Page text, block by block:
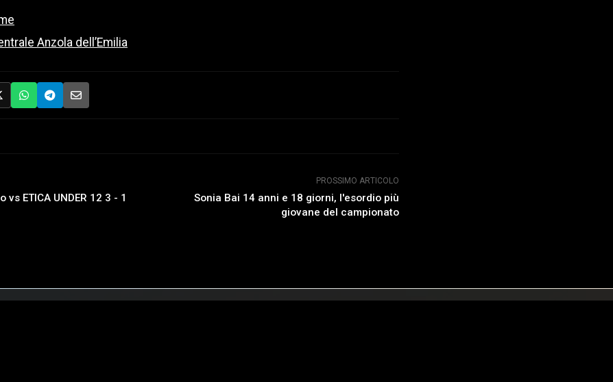
Anzola dell’Emilia
ETICA UNDER 12 3 - 1
PROSSIMO ARTICOLO
Sonia Bai 14 anni e 18 giorni, l'esordio più
giovane del campionato